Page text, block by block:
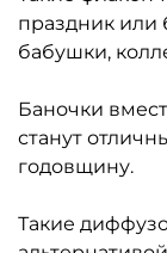
праздник или
бабушки,
Баночки
станут
годовщину.
Такие